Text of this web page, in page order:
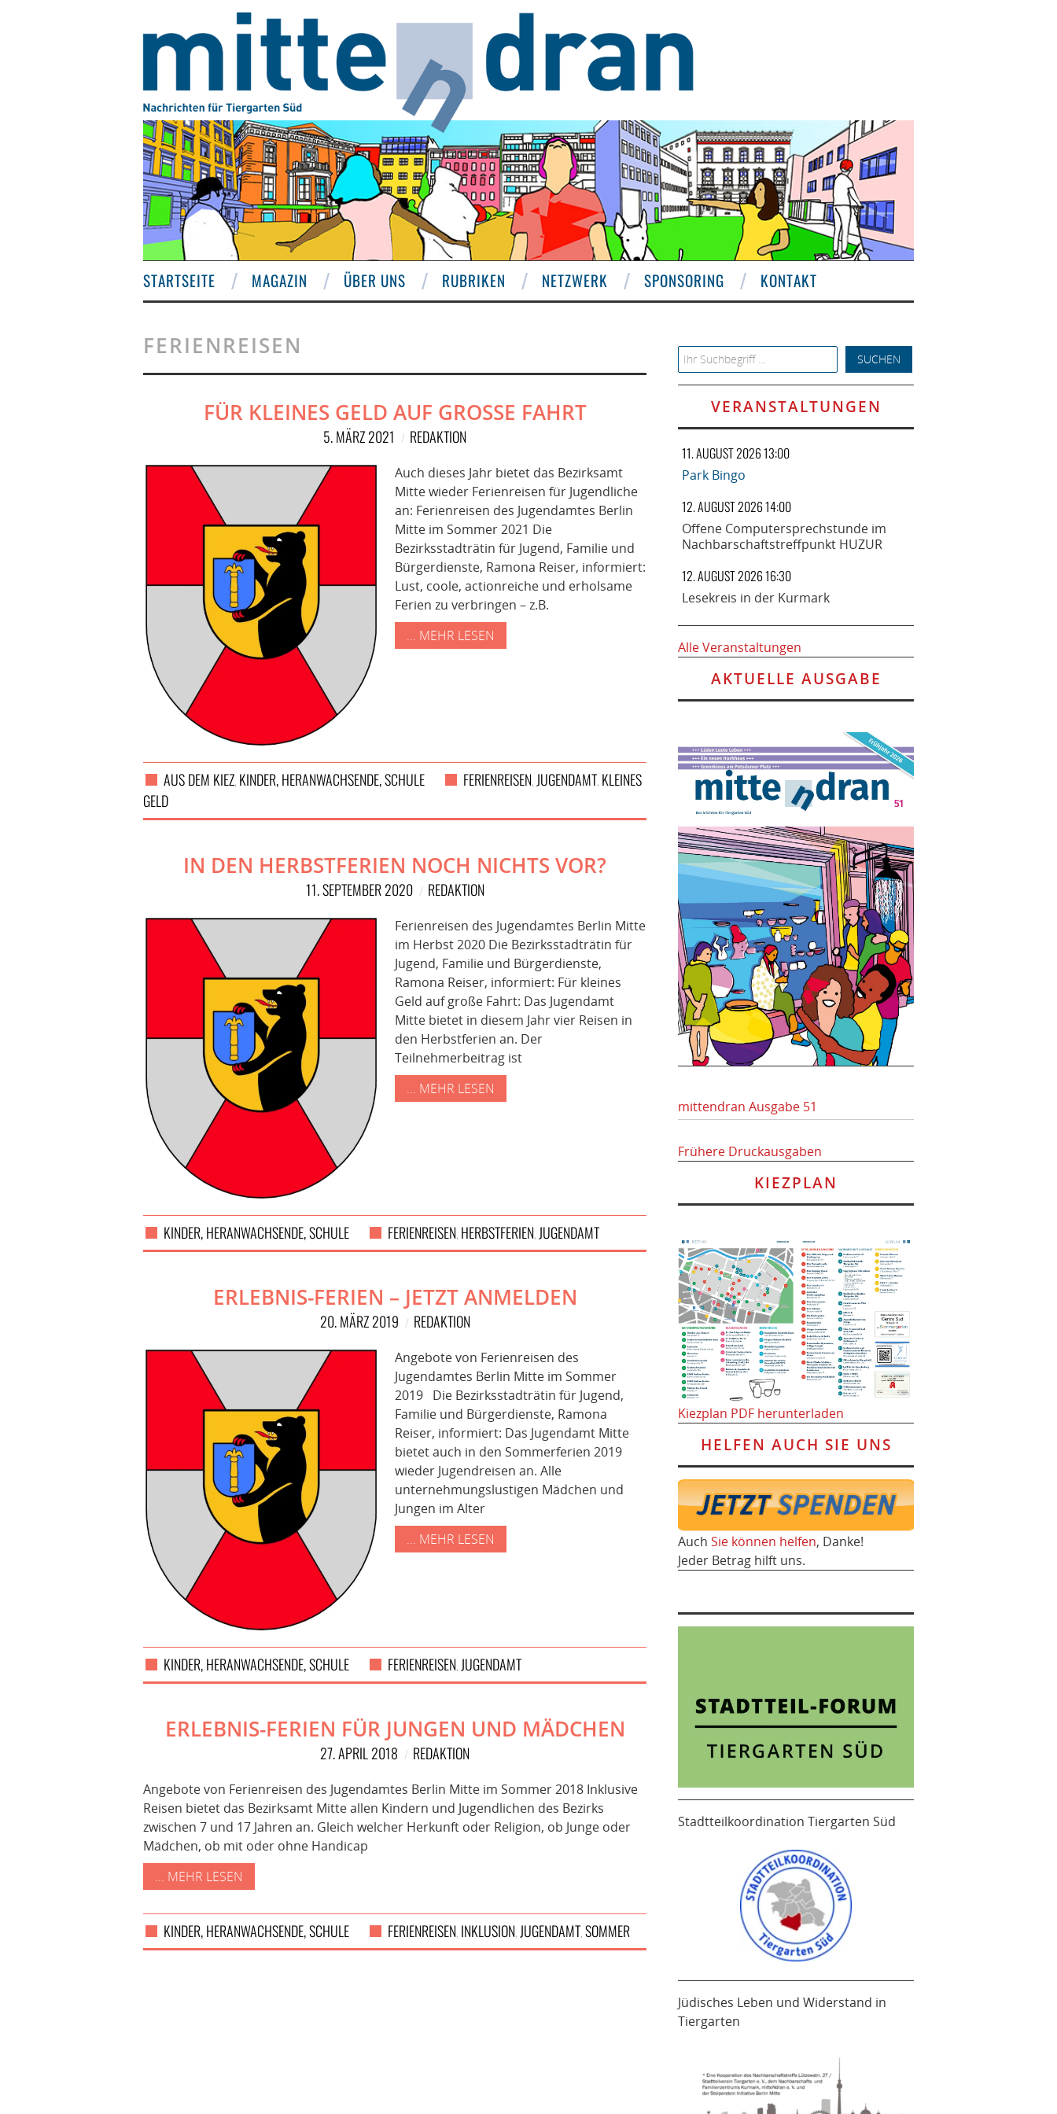
STARTSEITE MAGAZIN ÜBER UNS RUBRIKEN NETZWERK SPONSORING KONTAKT
FERIENREISEN
FÜR KLEINES GELD AUF GROSSE FAHRT
5. MÄRZ 2021 REDAKTION
Auch dieses Jahr bietet das Bezirksamt
Mitte wieder Ferienreisen für Jugendliche
an: Ferienreisen des Jugendamtes Berlin
Mitte im Sommer 2021 Die
Bezirksstadträtin für Jugend, Familie und
Bürgerdienste, Ramona Reiser, informiert:
Lust, coole, actionreiche und erholsame
Ferien zu verbringen – z.B.
... MEHR LESEN
AUS DEM KIEZ, KINDER, HERANWACHSENDE, SCHULE FERIENREISEN, JUGENDAMT, KLEINES
GELD
IN DEN HERBSTFERIEN NOCH NICHTS VOR?
11. SEPTEMBER 2020 REDAKTION
Ferienreisen des Jugendamtes Berlin Mitte
im Herbst 2020 Die Bezirksstadträtin für
Jugend, Familie und Bürgerdienste,
Ramona Reiser, informiert: Für kleines
Geld auf große Fahrt: Das Jugendamt
Mitte bietet in diesem Jahr vier Reisen in
den Herbstferien an. Der
Teilnehmerbeitrag ist
... MEHR LESEN
KINDER, HERANWACHSENDE, SCHULE FERIENREISEN, HERBSTFERIEN,JUGENDAMT
ERLEBNIS-FERIEN – JETZT ANMELDEN
20. MÄRZ 2019 REDAKTION
Angebote von Ferienreisen des
Jugendamtes Berlin Mitte im Sommer
2019 Die Bezirksstadträtin für Jugend,
Familie und Bürgerdienste, Ramona
Reiser, informiert: Das Jugendamt Mitte
bietet auch in den Sommerferien 2019
wieder Jugendreisen an. Alle
unternehmungslustigen Mädchen und
Jungen im Alter
... MEHR LESEN
KINDER, HERANWACHSENDE, SCHULE FERIENREISEN,JUGENDAMT
ERLEBNIS-FERIEN FÜR JUNGEN UND MÄDCHEN
27. APRIL 2018 REDAKTION
Angebote von Ferienreisen des Jugendamtes Berlin Mitte im Sommer 2018 Inklusive
Reisen bietet das Bezirksamt Mitte allen Kindern und Jugendlichen des Bezirks
zwischen 7 und 17 Jahren an. Gleich welcher Herkunft oder Religion, ob Junge oder
Mädchen, ob mit oder ohne Handicap
... MEHR LESEN
KINDER, HERANWACHSENDE, SCHULE FERIENREISEN, INKLUSION,JUGENDAMT,SOMMER
Search for:
VERANSTALTUNGEN
11. AUGUST 2026 13:00
Park Bingo
12. AUGUST 2026 14:00
Offene Computersprechstunde im
Nachbarschaftstreffpunkt HUZUR
12. AUGUST 2026 16:30
Lesekreis in der Kurmark
Alle Veranstaltungen
AKTUELLE AUSGABE
mittendran Ausgabe 51
Frühere Druckausgaben
KIEZPLAN
Kiezplan PDF herunterladen
HELFEN AUCH SIE UNS
Auch Sie können helfen, Danke!
Jeder Betrag hilft uns.
Stadtteilkoordination Tiergarten Süd
Jüdisches Leben und Widerstand in
Tiergarten